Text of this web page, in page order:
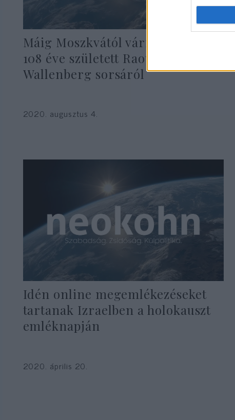
Máig Moszkvától várnak választ a
108 éve született Raoul
Wallenberg sorsáról
2020. augusztus 4.
Idén online megemlékezéseket
tartanak Izraelben a holokauszt
emléknapján
2020. április 20.